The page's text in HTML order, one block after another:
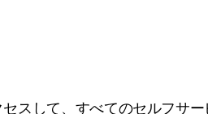
スして、すべてのセルフサ